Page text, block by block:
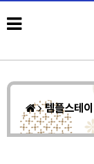
템플스테이